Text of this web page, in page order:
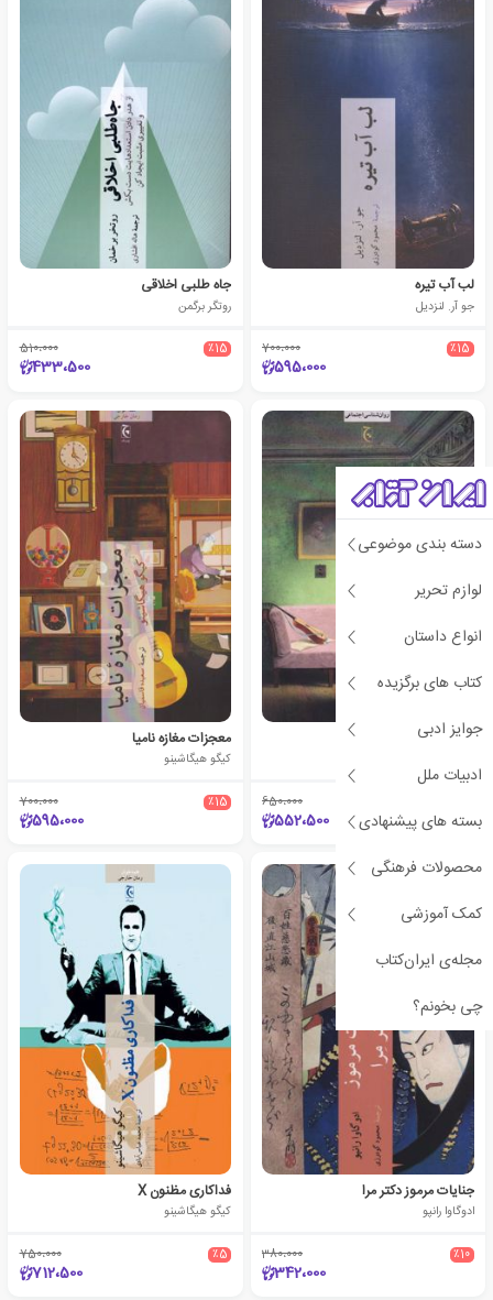
دسته بندی موضوعی
لوازم تحریر
انواع داستان
کتاب های برگزیده
جوایز ادبی
ادبیات ملل
بسته های پیشنهادی
محصولات فرهنگی
کمک آموزشی
مجله‌ی ایران‌کتاب
چی بخونم؟
لب آب تیره
جو آر. لنزدیل
٪15 700،000
595،000
جاه طلبی اخلاقی
روتگر برگمن
٪15 510،000
433،500
سفر شفابخش
650،000
552،500
معجزات مغازه نامیا
کیگو هیگاشینو
٪15 700،000
595،000
جنایات مرموز دکتر مرا
ادوگاوا رانپو
٪10 380،000
342،000
فداکاری مظنون X
کیگو هیگاشینو
٪5 750،000
712،500